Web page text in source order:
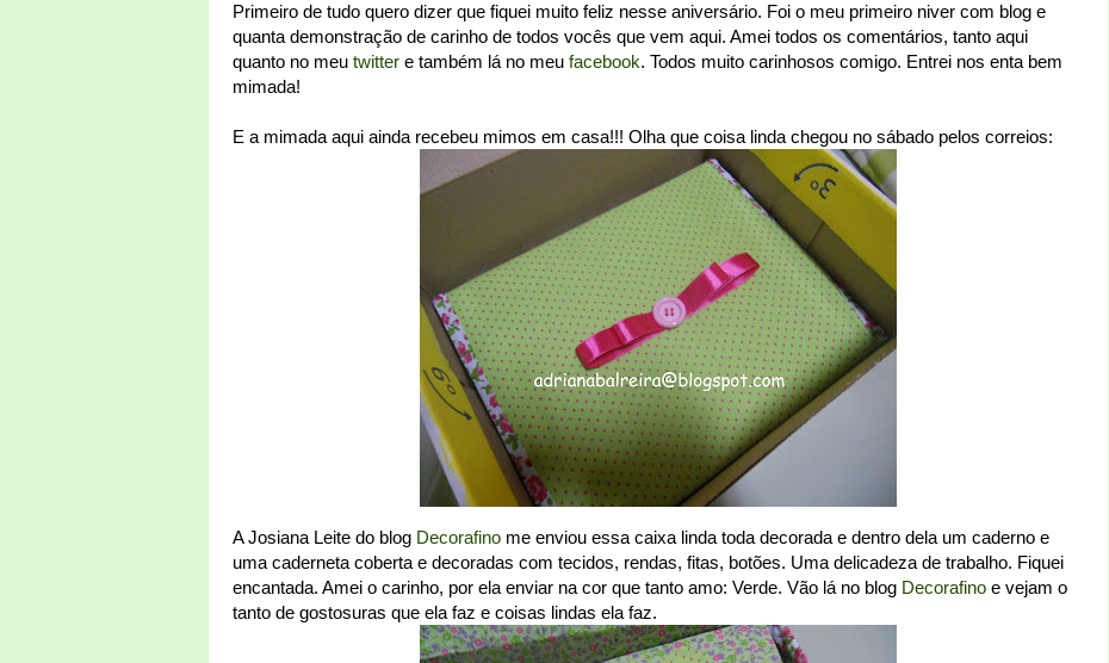
Primeiro de tudo quero dizer que fiquei muito feliz nesse aniversário. Foi o meu primeiro niver com blog e
quanta demonstração de carinho de todos vocês que vem aqui. Amei todos os comentários, tanto aqui
quanto no meu twitter e também lá no meu facebook. Todos muito carinhosos comigo. Entrei nos enta bem
mimada!
E a mimada aqui ainda recebeu mimos em casa!!! Olha que coisa linda chegou no sábado pelos correios:
A Josiana Leite do blog Decorafino me enviou essa caixa linda toda decorada e dentro dela um caderno e
uma caderneta coberta e decoradas com tecidos, rendas, fitas, botões. Uma delicadeza de trabalho. Fiquei
encantada. Amei o carinho, por ela enviar na cor que tanto amo: Verde. Vão lá no blog Decorafino e vejam o
tanto de gostosuras que ela faz e coisas lindas ela faz.